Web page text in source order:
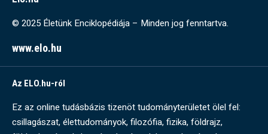
© 2025 Életünk Enciklopédiája – Minden jog fenntartva.
www.elo.hu
Az ELO.hu-ról
Ez az online tudásbázis tizenöt tudományterületet ölel fel:
csillagászat, élettudományok, filozófia, fizika, földrajz,